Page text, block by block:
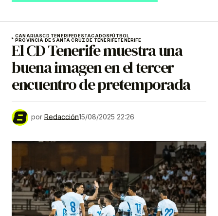
CANARIASCD TENERIFEDESTACADOSFÚTBOL
PROVINCIA DE SANTA CRUZ DE TENERIFETENERIFE
El CD Tenerife muestra una
buena imagen en el tercer
encuentro de pretemporada
por Redacción15/08/2025 22:26